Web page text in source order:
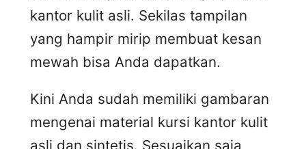
kantor kulit asli. Sekilas tampilan
yang hampir mirip membuat kesan
mewah bisa Anda dapatkan.
Kini Anda sudah memiliki gambaran
mengenai material kursi kantor kulit
asli dan sintetis. Sesuaikan saja